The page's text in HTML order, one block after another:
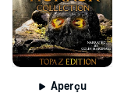
Aperçu